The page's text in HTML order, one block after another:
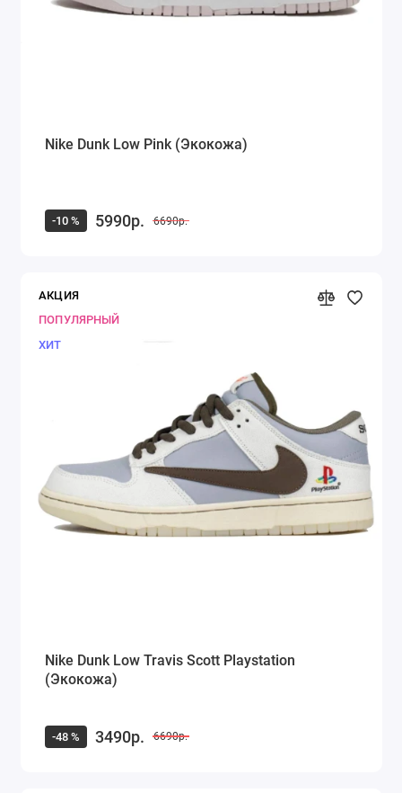
Nike Dunk Low Pink (Экокожа)
-10 % 5990р. 6690р.
АКЦИЯ
ПОПУЛЯРНЫЙ
ХИТ
Nike Dunk Low Travis Scott Playstation
(Экокожа)
-48 % 3490р. 6690р.